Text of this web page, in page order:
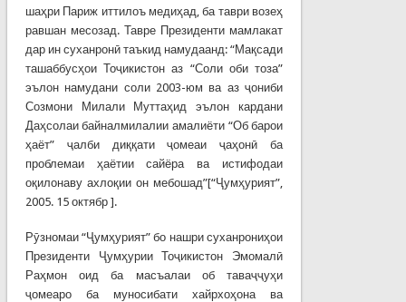
шаҳри Париж иттилоъ медиҳад, ба таври возеҳ
равшан месозад. Тавре Президенти мамлакат
дар ин суханронӣ таъкид намудаанд: “Мақсади
ташаббусҳои Тоҷикистон аз “Соли оби тоза”
эълон намудани соли 2003-юм ва аз ҷониби
Созмони Милали Муттаҳид эълон кардани
Даҳсолаи байналмилалии амалиёти “Об барои
ҳаёт” ҷалби диққати ҷомеаи ҷаҳонӣ ба
проблемаи ҳаётии сайёра ва истифодаи
оқилонаву ахлоқии он мебошад”[“Ҷумҳурият”,
2005. 15 октябр ].
Рӯзномаи “Ҷумҳурият” бо нашри суханрониҳои
Президенти Ҷумҳурии Тоҷикистон Эмомалӣ
Раҳмон оид ба масъалаи об таваҷҷуҳи
ҷомеаро ба муносибати хайрхоҳона ва